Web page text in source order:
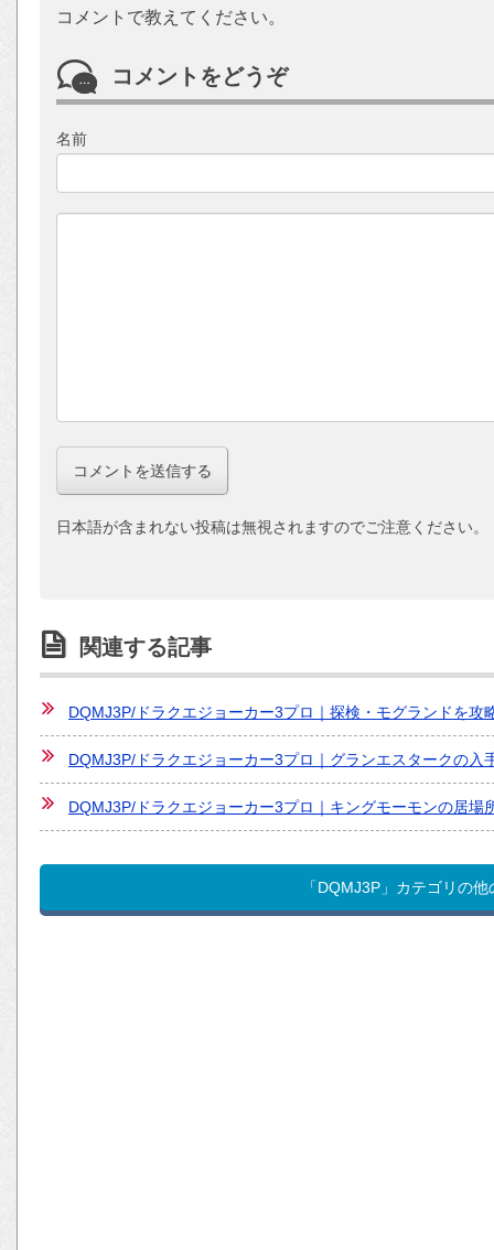
コメントで教えてください。
コメントをどうぞ
名前
日本語が含まれない投稿は無視されますのでご注意ください
関連する記事
DQMJ3P/ドラクエジョーカー3プロ｜探検・モグランドを攻
DQMJ3P/ドラクエジョーカー3プロ｜グランエスタークの
DQMJ3P/ドラクエジョーカー3プロ｜キングモーモンの居場
「DQMJ3P」カテゴリの